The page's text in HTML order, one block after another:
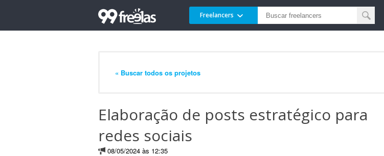
Freelancers
« Buscar todos os projetos
Elaboração de posts estratégico para
redes sociais
08/05/2024 às 12:35